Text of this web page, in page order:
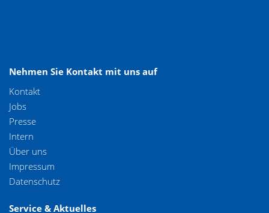
Nehmen Sie Kontakt mit uns auf
Kontakt
Jobs
Presse
Intern
Über uns
Impressum
Datenschutz
Service & Aktuelles